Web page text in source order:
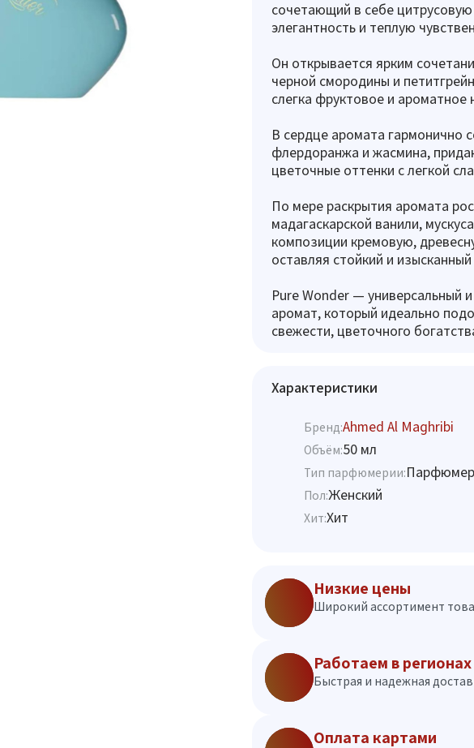
сочетающий в себе
элегантность и теплую
Он открывается ярким
черной смородины и
слегка фруктовое и ароматное
В сердце аромата гармонично
флердоранжа и жасмина,
цветочные оттенки с легкой
По мере раскрытия аромата
мадагаскарской ванили,
композиции кремовую,
оставляя стойкий и
Pure Wonder — универсальный
аромат, который идеально
свежести, цветочного
Характеристики
Бренд:Ahmed Al Maghribi
Объём:50 мл
Тип парфюмерии:
Пол:Женский
Хит:Хит
Низкие цены
Широкий ассортимент
Работаем в регионах
Быстрая и надежная
Оплата картами